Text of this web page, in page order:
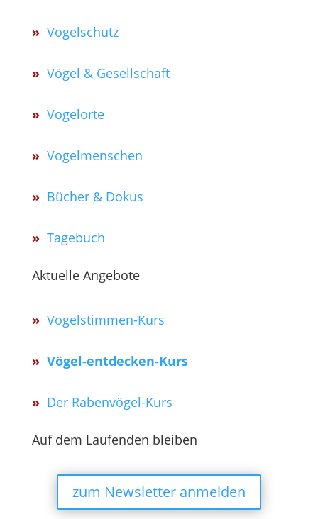
» Vogelschutz
» Vögel & Gesellschaft
» Vogelorte
» Vogelmenschen
» Bücher & Dokus
» Tagebuch
Aktuelle Angebote
» Vogelstimmen-Kurs
» Vögel-entdecken-Kurs
» Der Rabenvögel-Kurs
Auf dem Laufenden bleiben
zum Newsletter anmelden